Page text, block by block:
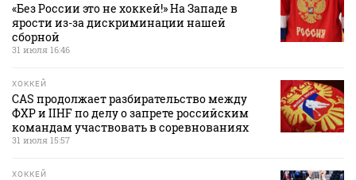
«Без России это не хоккей!» На Западе в
ярости из-за дискриминации нашей
сборной
31 июля 16:46
ХОККЕЙ
CAS продолжает разбирательство между
ФХР и IIHF по делу о запрете российским
командам участвовать в соревнованиях
31 июля 15:57
ХОККЕЙ